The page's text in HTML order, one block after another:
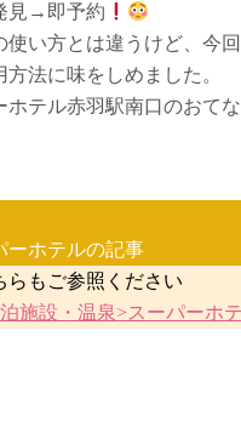
見→即予約
使い方とは違うけど、今
法に味をしめました。
テル赤羽駅南口のおてな
ーホテルの記事
らもご参照ください
施設・温泉>スーパーホテ